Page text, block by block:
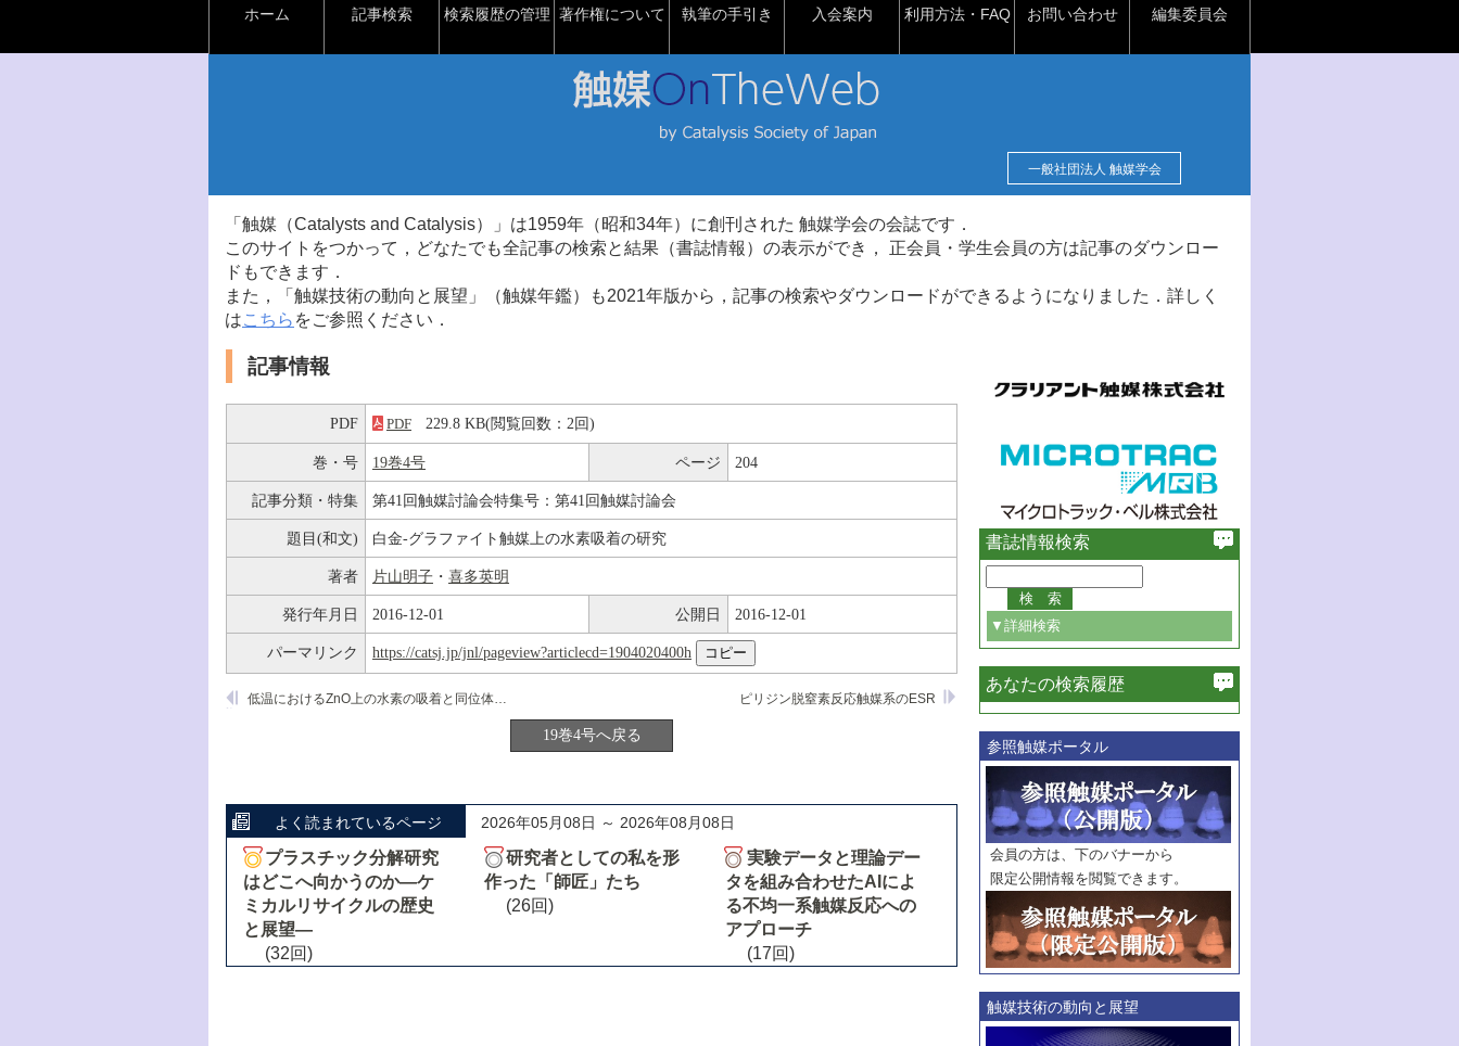
ホーム 記事検索 検索履歴の管理 著作権について 執筆の手引き 入会案内 利用方法・FAQ お問い合わせ 編集委員会
一般社団法人 触媒学会
「触媒（Catalysts and Catalysis）」は1959年（昭和34年）に創刊された 触媒学会の会誌です．
このサイトをつかって，どなたでも全記事の検索と結果（書誌情報）の表示ができ， 正会員・学生会員の方は記事のダウンロー
ドもできます．
また，「触媒技術の動向と展望」（触媒年鑑）も2021年版から，記事の検索やダウンロードができるようになりました．詳しく
はこちら をご参照ください．
記事情報
PDF PDF 229.8 KB(閲覧回数：2回)
巻・号 19巻4号 ページ 204
記事分類・特集 第41回触媒討論会特集号：第41回触媒討論会
題目(和文) 白金-グラファイト触媒上の水素吸着の研究
著者 片山明子 ・ 喜多英明
発行年月日 2016-12-01 公開日 2016-12-01
パーマリンク https://catsj.jp/jnl/pageview?articlecd=1904020400h
ピリジン脱窒素反応触媒系のESR
低温におけるZnO上の水素の吸着と同位体効果
19巻4号へ戻る
よく読まれているページ 2026年05月08日 ～ 2026年08月08日
プラスチック分解研究
はどこへ向かうのか―ケ
ミカルリサイクルの歴史
と展望―
(32回)
研究者としての私を形
作った「師匠」たち
(26回)
実験データと理論デー
タを組み合わせたAIによ
る不均一系触媒反応への
アプローチ
(17回)
書誌情報検索
▼詳細検索
必ず含む
巻・号指定
巻
号
範囲指定
巻
号～
巻
号
触媒年鑑
年度
記事種別
マーク：
マークあり
あなたの検索履歴
参照触媒ポータル
会員の方は、下のバナーから
限定公開情報を閲覧できます。
触媒技術の動向と展望